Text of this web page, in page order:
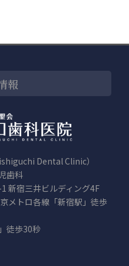
報
Dental Clinic）
歯科
新宿三井ビルディング4F
メトロ各線「新宿駅」徒歩
徒歩30秒